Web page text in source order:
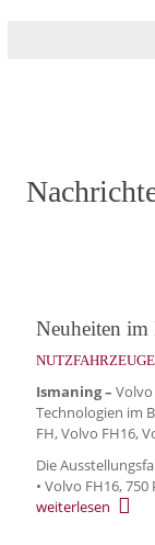
Neuheiten im
NUTZFAHRZEUGE
Ismaning –
Technologien im
FH, Volvo FH16,
Die
• Volvo FH16, 750
weiterlesen